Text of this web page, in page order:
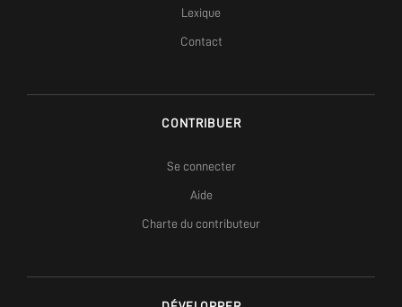
Lexique
Contact
CONTRIBUER
Se connecter
Aide
Charte du contributeur